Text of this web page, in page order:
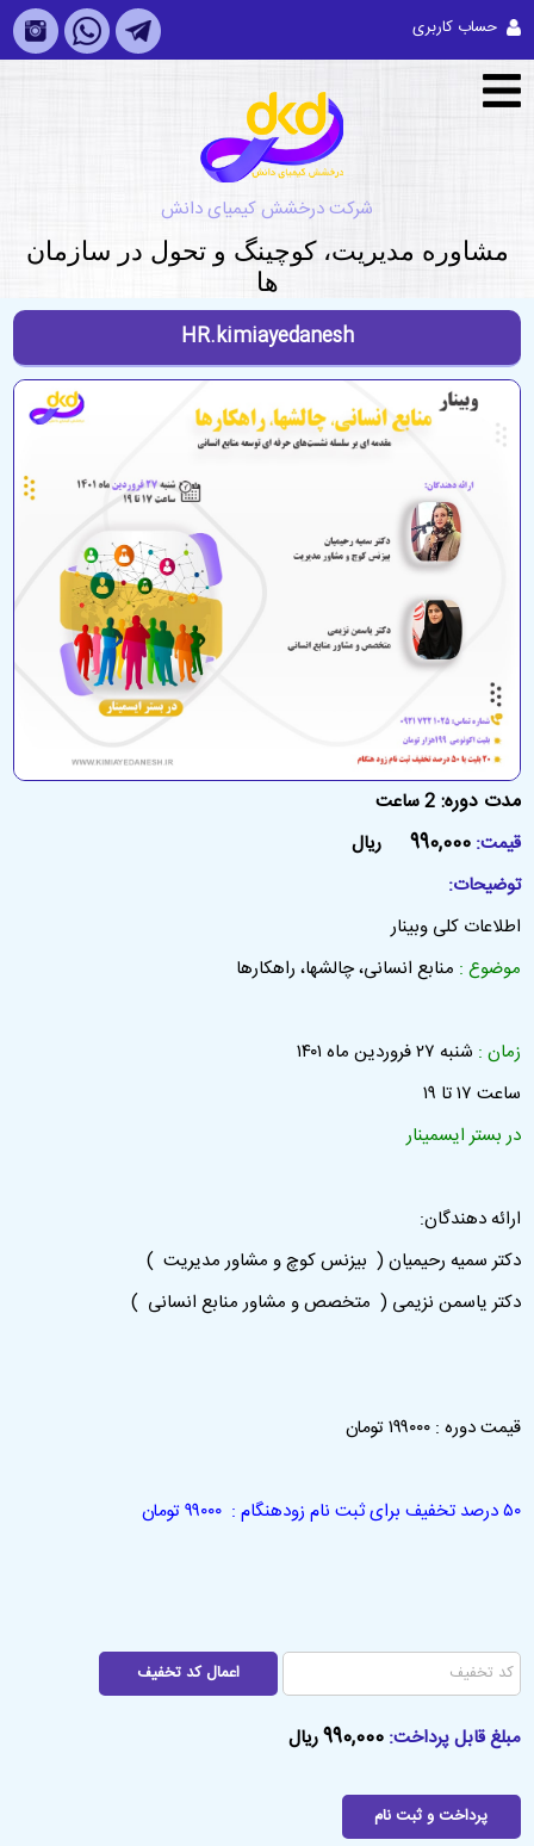
حساب کاربری
شرکت درخشش کیمیای دانش
مشاوره مديريت، کوچینگ و تحول در سازمان
ها
HR.kimiayedanesh
مدت دوره:2 ساعت
قیمت:990,000
ریال
توضیحات:
اطلاعات کلی وبینار
موضوع : منابع انسانی، چالشها، راهکارها
زمان : شنبه ۲۷ فروردین ماه ۱۴۰۱
ساعت ۱۷ تا ۱۹
در بستر ایسمینار
ارائه دهندگان:
دکتر سمیه رحیمیان ( بیزنس کوچ و مشاور مدیریت )
دکتر یاسمن نزیمی ( متخصص و مشاور منابع انسانی )
قیمت دوره : ۱۹۹۰۰۰ تومان
۵۰ درصد تخفیف برای ثبت نام زودهنگام : ۹۹۰۰۰ تومان
مبلغ قابل پرداخت:990,000ریال